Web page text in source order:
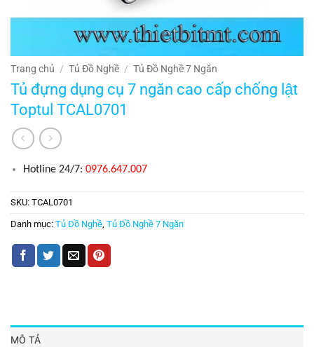
Trang chủ / Tủ Đồ Nghề / Tủ Đồ Nghề 7 Ngăn
Tủ đựng dụng cụ 7 ngăn cao cấp chống lật
Toptul TCAL0701
Hotline 24/7:0976.647.007
SKU: TCAL0701
Danh mục: Tủ Đồ Nghề Tủ Đồ Nghề 7 Ngăn
MÔ TẢ